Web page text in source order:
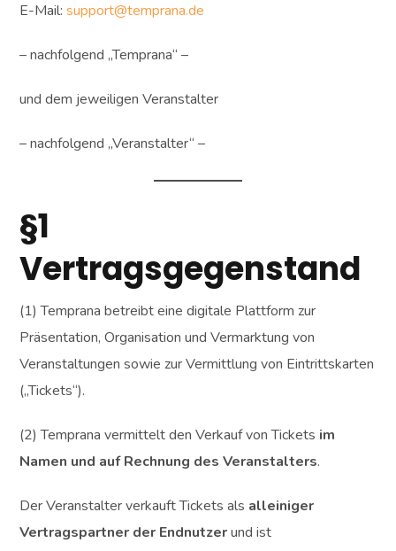
E-Mail:support@temprana.de
– nachfolgend „Temprana“ –
und dem jeweiligen Veranstalter
– nachfolgend „Veranstalter“ –
§1
Vertragsgegenstand
(1) Temprana betreibt eine digitale Plattform zur
Präsentation, Organisation und Vermarktung von
Veranstaltungen sowie zur Vermittlung von Eintrittskarten
(„Tickets“).
(2) Temprana vermittelt den Verkauf von Tickets im
Namen und auf Rechnung des Veranstalters.
Der Veranstalter verkauft Tickets als alleiniger
Vertragspartner der Endnutzerund ist